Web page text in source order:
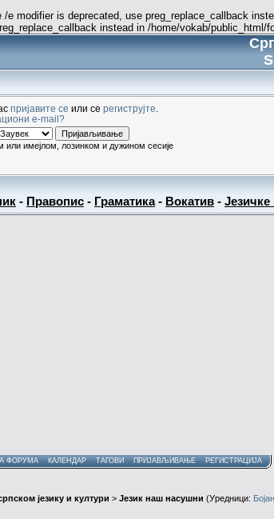
/e modifier is deprecated, use preg_replace_callback
instead in /home/vokab/
пријавите се или се региструјте
e-mail?
или имејлом, лозинком и дужином сесије
- Правопис - Граматика- Вокатив -
ФОРУМА КАЛЕНДАР ТАГОВИ ПРИЈАВЉИВАЊЕ РЕГИСТРАЦИЈА
језику и култури > Језик наш насушни (Уредници: